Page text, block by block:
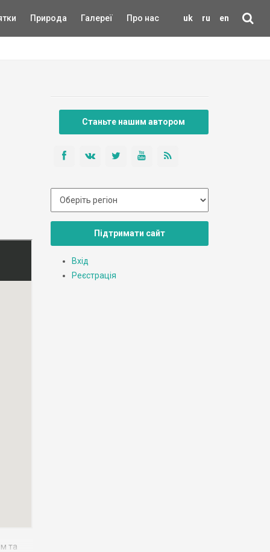
uk ru en
Природа Галереї Про нас
та
Станьте нашим автором
Підтримати сайт
Вхід
Реєстрація